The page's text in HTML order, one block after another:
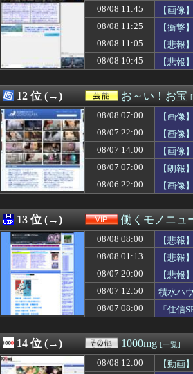
08/08 11:26
自炊するようになっ
08/08 11:25
【衝撃】キッズ「マ
08/08 11:25
【驚愕】人生で初め
ルメール騎手が騎乗
【NBA】レブロン偉
08/08 11:22
レースクイーンをし
08/08 11:20
『ろくでなしBLUES
08/08 11:20
SNSで知り合った
08/08 11:20
【悲報】熊本避難所
08/08 11:20
日本人女性がYGエン
08/08 11:18
【朗報】FF15のノク
08/08 11:17
【ホロライブ】社員
08/08 11:15
俺「元カノは中卒な
08/08 11:15
軽飛行機が屋根すれ
08/08 11:15
【トラウマ】映画・
08/08 11:15
ヤフオクで「気持ち
08/08 11:13
【豊臣兄弟！】与一
08/08 11:13
【ｼｺ画像】巨乳女さ
08/08 11:12
ドジャース・佐々木
08/08 11:12
【衝撃】中居正広、
08/08 11:11
昔のスロット動画見
08/08 11:10
【朗報】佐藤二朗、
08/08 11:10
【画像】隣家の室外
08/08 11:10
【ドイツ空港テロ未
08/08 11:09
【遊んでるニコ】虎
08/08 11:09
【悲報】ショートス
08/08 11:09
【悲報】みいちゃん
08/08 11:09
女上司（27）に耳元
08/08 11:45
【画像
08/08 11:25
【衝撃
08/08 11:05
【悲報
08/08 10:45
【悲報
12 位 (→) お～い！お宝
08/08 07:00
【画像
08/07 22:00
【画像
08/07 14:00
【画像
08/07 07:00
【朗報
08/06 22:00
【画像
13 位 (→) 働くモノニュ
08/08 08:00
【悲報
08/08 01:13
【悲報
08/07 20:00
【悲報
08/07 12:50
積水ハ
08/07 08:00
「住信
14 位 (→) 1000mg [一覧]
08/08 12:00
【動画